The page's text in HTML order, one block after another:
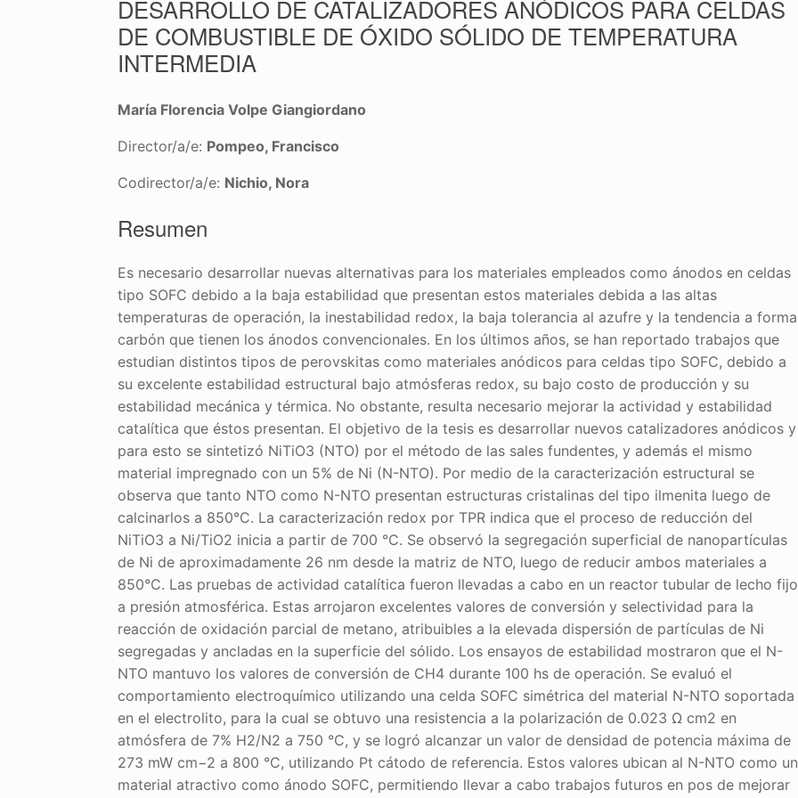
DESARROLLO DE CATALIZADORES ANÓDICOS PARA CELDAS
DE COMBUSTIBLE DE ÓXIDO SÓLIDO DE TEMPERATURA
INTERMEDIA
María Florencia Volpe Giangiordano
Director/a/e: Pompeo, Francisco
Codirector/a/e: Nichio, Nora
Resumen
Es necesario desarrollar nuevas alternativas para los materiales empleados como ánodos en celdas
tipo SOFC debido a la baja estabilidad que presentan estos materiales debida a las altas
temperaturas de operación, la inestabilidad redox, la baja tolerancia al azufre y la tendencia a
carbón que tienen los ánodos convencionales. En los últimos años, se han reportado trabajos que
estudian distintos tipos de perovskitas como materiales anódicos para celdas tipo SOFC, debido a
su excelente estabilidad estructural bajo atmósferas redox, su bajo costo de producción y su
estabilidad mecánica y térmica. No obstante, resulta necesario mejorar la actividad y estabilidad
catalítica que éstos presentan. El objetivo de la tesis es desarrollar nuevos catalizadores anódicos y
para esto se sintetizó NiTiO3 (NTO) por el método de las sales fundentes, y además el mismo
material impregnado con un 5% de Ni (N-NTO). Por medio de la caracterización estructural se
observa que tanto NTO como N-NTO presentan estructuras cristalinas del tipo ilmenita luego de
calcinarlos a 850°C. La caracterización redox por TPR indica que el proceso de reducción del
NiTiO3 a Ni/TiO2 inicia a partir de 700 °C. Se observó la segregación superficial de nanopartículas
de Ni de aproximadamente 26 nm desde la matriz de NTO, luego de reducir ambos materiales a
850°C. Las pruebas de actividad catalítica fueron llevadas a cabo en un reactor tubular de lecho fijo
a presión atmosférica. Estas arrojaron excelentes valores de conversión y selectividad para la
reacción de oxidación parcial de metano, atribuibles a la elevada dispersión de partículas de Ni
segregadas y ancladas en la superficie del sólido. Los ensayos de estabilidad mostraron que el N-
NTO mantuvo los valores de conversión de CH4 durante 100 hs de operación. Se evaluó el
comportamiento electroquímico utilizando una celda SOFC simétrica del material N-NTO soportada
en el electrolito, para la cual se obtuvo una resistencia a la polarización de 0.023 Ω cm2 en
atmósfera de 7% H2/N2 a 750 °C, y se logró alcanzar un valor de densidad de potencia máxima de
273 mW cm−2 a 800 °C, utilizando Pt cátodo de referencia. Estos valores ubican al N-NTO como un
material atractivo como ánodo SOFC, permitiendo llevar a cabo trabajos futuros en pos de mejorar